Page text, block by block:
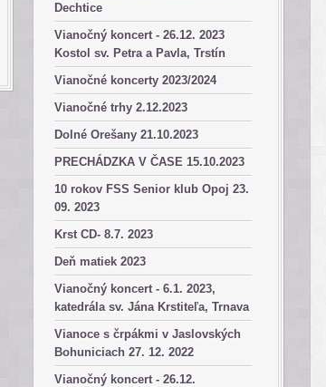
Dechtice
Vianočný koncert - 26.12. 2023
Kostol sv. Petra a Pavla, Trstín
Vianočné koncerty 2023/2024
Vianočné trhy 2.12.2023
Dolné Orešany 21.10.2023
PRECHÁDZKA V ČASE 15.10.2023
10 rokov FSS Senior klub Opoj 23.
09. 2023
Krst CD- 8.7. 2023
Deň matiek 2023
Vianočný koncert - 6.1. 2023,
katedrála sv. Jána Krstiteľa, Trnava
Vianoce s črpákmi v Jaslovských
Bohuniciach 27. 12. 2022
Vianočný koncert - 26.12.